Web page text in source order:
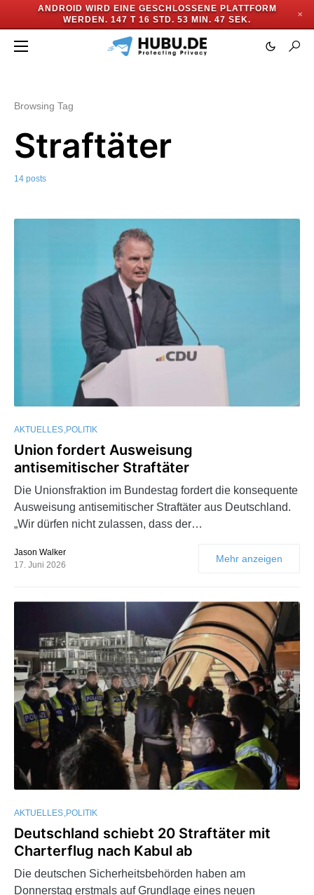
ANDROID WIRD EINE GESCHLOSSENE PLATTFORM
WERDEN. 147 T 16 STD. 53 MIN. 45 SEK.
✕
Browsing Tag
Straftäter
14 posts
AKTUELLES POLITIK
Union fordert Ausweisung
antisemitischer Straftäter
Die Unionsfraktion im Bundestag fordert die konsequente
Ausweisung antisemitischer Straftäter aus Deutschland.
„Wir dürfen nicht zulassen, dass der…
Jason Walker
17. Juni 2026
Mehr anzeigen
AKTUELLES POLITIK
Deutschland schiebt 20 Straftäter mit
Charterflug nach Kabul ab
Die deutschen Sicherheitsbehörden haben am
Donnerstag erstmals auf Grundlage eines neuen